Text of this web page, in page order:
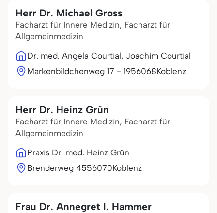
Herr Dr. Michael Gross
Facharzt für Innere Medizin, Facharzt für
Allgemeinmedizin
Dr. med. Angela Courtial, Joachim Courtial
Markenbildchenweg 17 - 1956068Koblenz
Herr Dr. Heinz Grün
Facharzt für Innere Medizin, Facharzt für
Allgemeinmedizin
Praxis Dr. med. Heinz Grün
Brenderweg 4556070Koblenz
Frau Dr. Annegret I. Hammer